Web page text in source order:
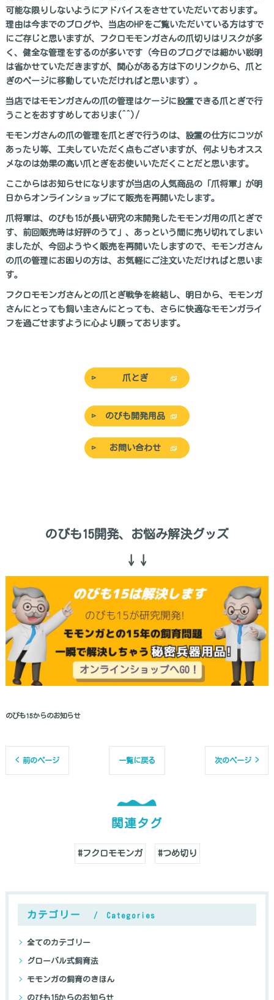
可能な限りしないようにアドバイスをさせていただいております。
理由は今までのブログや、当店のHPをご覧いただいている方はすで
にご存じと思いますが、フクロモモンガさんの爪切りはリスクが多
く、健全な管理をするのが多いです（今日のブログでは細かい説明
は省かせていただきますが、関心がある方は下のリンクから、爪と
ぎのページに移動していただければと思います）。
当店ではモモンガさんの爪の管理はケージに設置できる爪とぎで行
うことをおすすめしておりま(^^)/
モモンガさんの爪の管理を爪とぎで行うのは、設置の仕方にコツが
あったり等、工夫していただく点もございますが、何よりもオスス
メなのは効果の高い爪とぎをお使いいただくことだと思います。
ここからはお知らせになりますが当店の人気商品の「爪将軍」が明
日からオンラインショップにて販売を再開いたします。
爪将軍は、のびも15が長い研究の末開発したモモンガ用の爪とぎで
す、前回販売時は好評のうて」、あっという間に売り切れてしまい
ましたが、今回ようやく販売を再開いたしますので、モモンガさん
の爪の管理にお困りの方は、お気軽にご注文いただければと思いま
す。
フクロモモンガさんとの爪とぎ戦争を終結し、明日から、モモンガ
さんにとっても飼い主さんにとっても、さらに快適なモモンガライ
フを過ごせますように心より願っております。
爪とぎ
のびも開発用品
お問い合わせ
のびも15開発、お悩み解決グッズ
↓↓
のびも15からのお知らせ
< 前のページ 一覧に戻る 次のページ >
関連タグ
#フクロモモンガ #つめ切り
カテゴリー Categories
全てのカテゴリー
グローバル式飼育法
モモンガの飼育のきほん
のびも15からのお知らせ